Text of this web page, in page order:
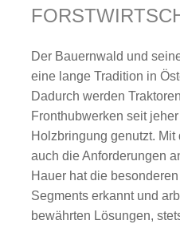
Der Bauernwald und
eine lange Tradition in
Dadurch werden
Fronthubwerken seit
Holzbringung genutzt.
auch die Anforderungen
Hauer hat die
Segments erkannt und
bewährten Lösungen,